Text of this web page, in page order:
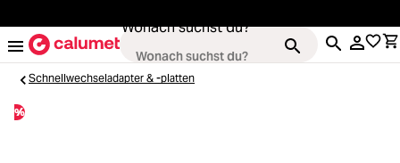
Wonach suchst du?
Schnellwechseladapter & -platten
%